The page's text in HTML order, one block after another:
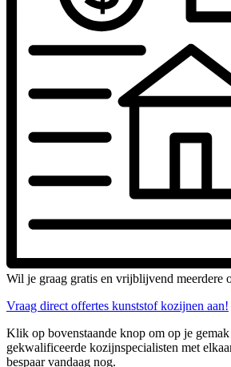
Wil je graag gratis en vrijblijvend meerdere
Vraag direct offertes kunststof kozijnen aan!
Klik op bovenstaande knop om op je gemak
gekwalificeerde kozijnspecialisten met
bespaar vandaag nog.